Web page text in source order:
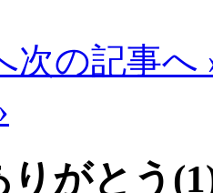
次の記事へ
りがとう